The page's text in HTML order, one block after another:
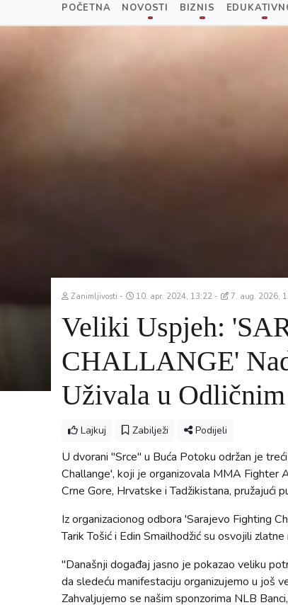
POČETNA NOVOSTI BIZNIS
Zanimljivosti 10. apr. 2024, 13:22 7. aug. 2026,
Veliki Uspjeh:
CHALLANGE'
Uživala u
Lajkuj Zabilježi Podijeli
U dvorani "Srce" u Buća Potoku održan je
Challange', koji je organizovala MMA Fighter
Crne Gore, Hrvatske i Tadžikistana, pružajući
Iz organizacionog odbora 'Sarajevo Fighting
Tarik Tošić i Edin Smailhodžić su osvojili
"Današnji događaj jasno je pokazao veliku
da sledeću manifestaciju organizujemo u još
Zahvaljujemo se našim sponzorima NLB